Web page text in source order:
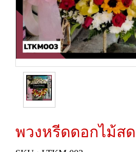
พวงหรีดดอกไม้สด